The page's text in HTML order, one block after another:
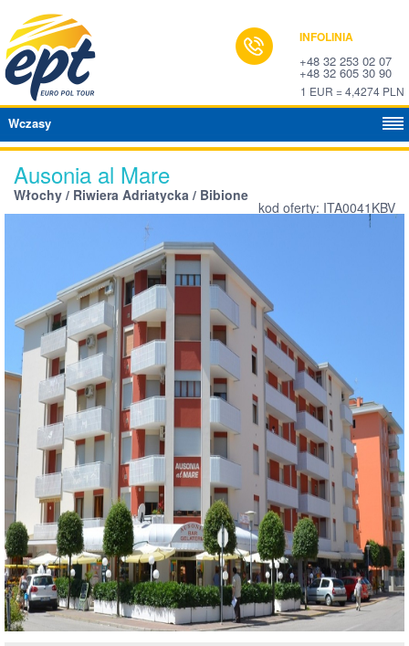
INFOLINIA
+48 32 253 02 07
+48 32 605 30 90
1 EUR = 4,4274 PLN
Wczasy
Ausonia al Mare
Włochy / Riwiera Adriatycka / Bibione
kod oferty: ITA0041KBV